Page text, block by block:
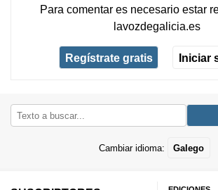
Para comentar es necesario estar
lavozdegalicia.es
Regístrate gratis Iniciar
Cambiar idioma: Galego